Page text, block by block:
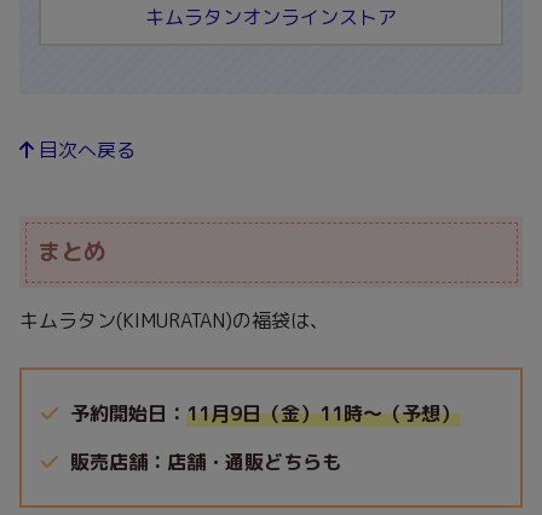
キムラタンオンラインストア
目次へ戻る
まとめ
キムラタン(KIMURATAN)の福袋は、
予約開始日： 11月9日（金）11時～（予想）
販売店舗：店舗・通販どちらも